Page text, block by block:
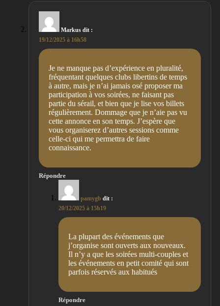
Markus dit :
19/12/2025 à 16h58
Je ne manque pas d’expérience en pluralité,
fréquentant quelques clubs libertins de temps
à autre, mais je n’ai jamais osé proposer ma
participation à vos soirées, ne faisant pas
partie du sérail, et bien que je lise vos billets
régulièrement. Dommage que je n’aie pas vu
cette annonce en son temps. J’espère que
vous organiserez d’autres sessions comme
celle-ci qui me permettra de faire
connaissance.
Répondre
pamygb dit :
20/12/2025 à 15h19
La plupart des événements que
j’organise sont ouverts aux nouveaux.
Il n’y a que les soirées multi-couples et
les événements en petit comité qui sont
parfois réservés aux habitués
Répondre